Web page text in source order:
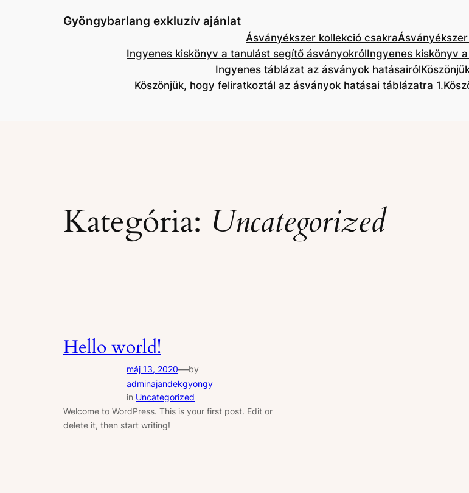
Gyöngybarlang exkluzív ajánlat
Ásványékszer kollekció csakra
Ingyenes kiskönyv a tanulást segítő ásványokrólIngyenes kiskönyv
Ingyenes táblázat az ásványok hatásairól
Köszönjük, hogy feliratkoztál az ásványok hatásai táblázatra 1.
Kategória: Uncategorized
Hello world!
máj 13, 2020—by
adminajandekgyongy
in Uncategorized
Welcome to WordPress. This is your first post. Edit or
delete it, then start writing!